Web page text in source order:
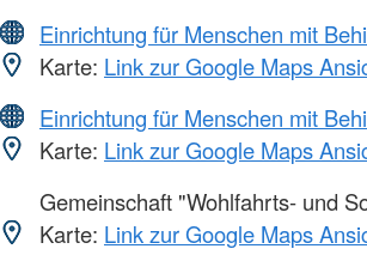
Einrichtung für Menschen mit
Karte: Link zur Google Maps
Einrichtung für Menschen mit
Karte: Link zur Google Maps
Gemeinschaft "Wohlfahrts- und
Karte: Link zur Google Maps